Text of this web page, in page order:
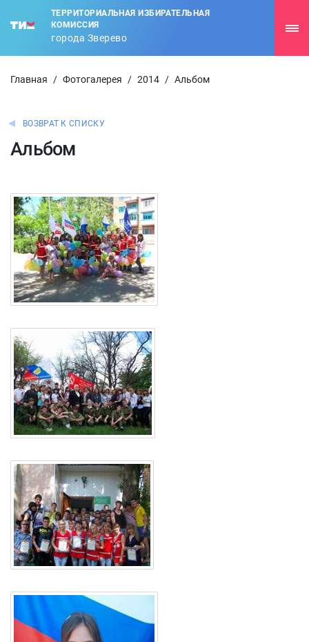
ТЕРРИТОРИАЛЬНАЯ ИЗБИРАТЕЛЬНАЯ
КОМИССИЯ
города Зверево
Главная / Фотогалерея / 2014 / Альбом
ВОЗВРАТ К СПИСКУ
Альбом